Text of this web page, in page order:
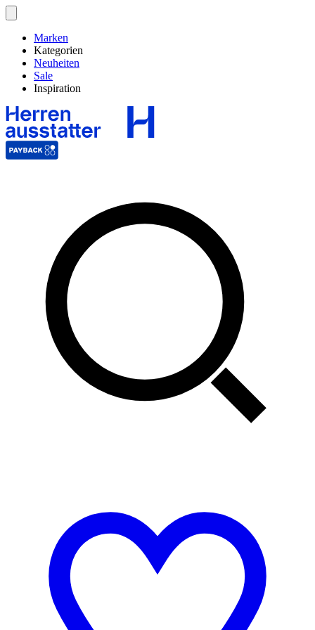
Marken
Kategorien
Neuheiten
Sale
Inspiration